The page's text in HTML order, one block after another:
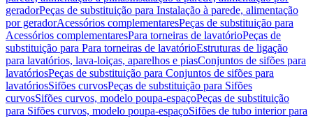
geradorPeças de substituição para Instalação à parede, alimentação
por geradorAcessórios complementaresPeças de substituição para
Acessórios complementaresPara torneiras de lavatórioPeças de
substituição para Para torneiras de lavatórioEstruturas de ligação
para lavatórios, lava-loiças, aparelhos e piasConjuntos de sifões para
lavatóriosPeças de substituição para Conjuntos de sifões para
lavatóriosSifões curvosPeças de substituição para Sifões
curvosSifões curvos, modelo poupa-espaçoPeças de substituição
para Sifões curvos, modelo poupa-espaçoSifões de tubo interior para